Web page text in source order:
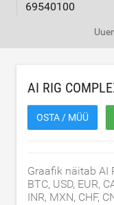
69540100
AI RIG
OSTA / MÜÜ
Graafik näitab AI
BTC, USD, EUR,
INR, MXN, CHF,